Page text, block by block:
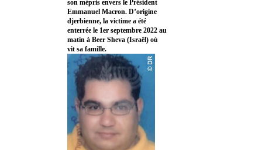
son mépris envers le Président
Emmanuel Macron. D’origine
djerbienne, la victime a été
enterrée le 1er septembre 2022 au
matin à Beer Sheva (Israël) où
vit sa famille.